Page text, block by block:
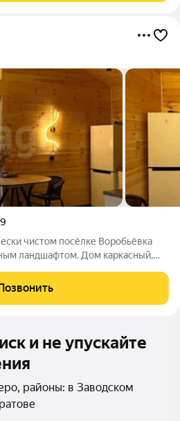
чистом посёлке Воробьёвка
ландшафтом. Дом каркасный,
городская вода, отопление
и не упускайте
районы: в Заводском